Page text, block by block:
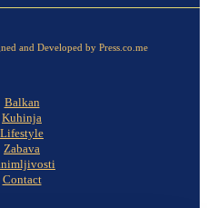
and Developed by Press.co.me
Balkan
Kuhinja
Lifestyle
Zabava
Contact